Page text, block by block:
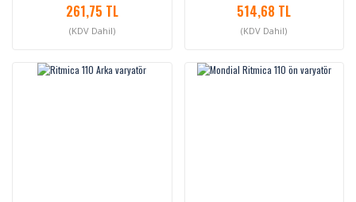
261,75 TL
(KDV Dahil)
514,68 TL
(KDV Dahil)